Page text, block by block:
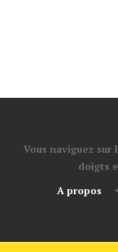
Vous naviguez sur
doigts
A propos